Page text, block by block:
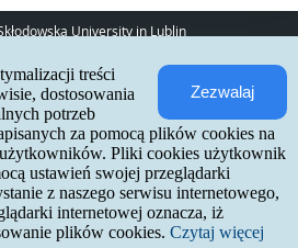
University in Lublin
umcs.pl
Rekrutacja Kandydatów
(6bf78478) :: 2026-06-17
declaration
Zezwalaj
treści
dostosowania
potrzeb
za pomocą plików cookies na
Pliki cookies użytkownik
ustawień swojej przeglądarki
z naszego serwisu internetowego,
internetowej oznacza, iż
plików cookies. Czytaj więcej